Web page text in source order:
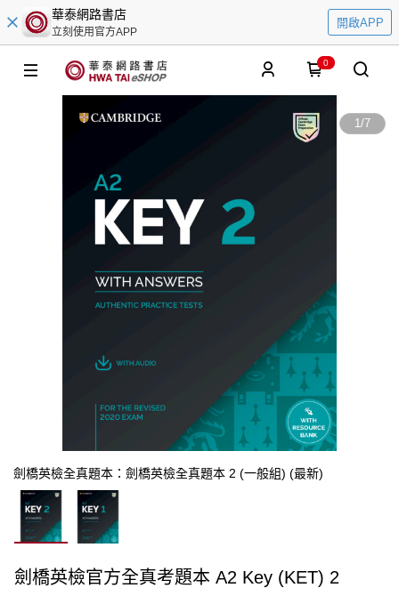
華泰網路書店
立刻使用官方APP
開啟APP
0
1/7
劍橋英檢全真題本：劍橋英檢全真題本 2 (一般組) (最新)
劍橋英檢官方全真考題本 A2 Key (KET) 2